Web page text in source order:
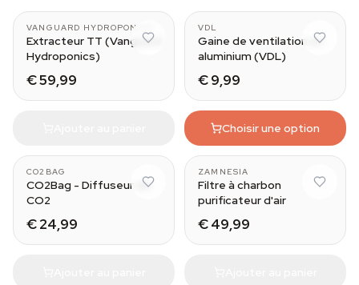
VANGUARD HYDROPONICS
Extracteur TT (Vanguard
Hydroponics)
€ 59,99
VDL
Gaine de ventilation en
aluminium (VDL)
€ 9,99
Choisir une option
CO2BAG
CO2Bag - Diffuseur de
CO2
€ 24,99
150mm / 520m3/h
ZAMNESIA
Filtre à charbon
purificateur d'air
€ 49,99